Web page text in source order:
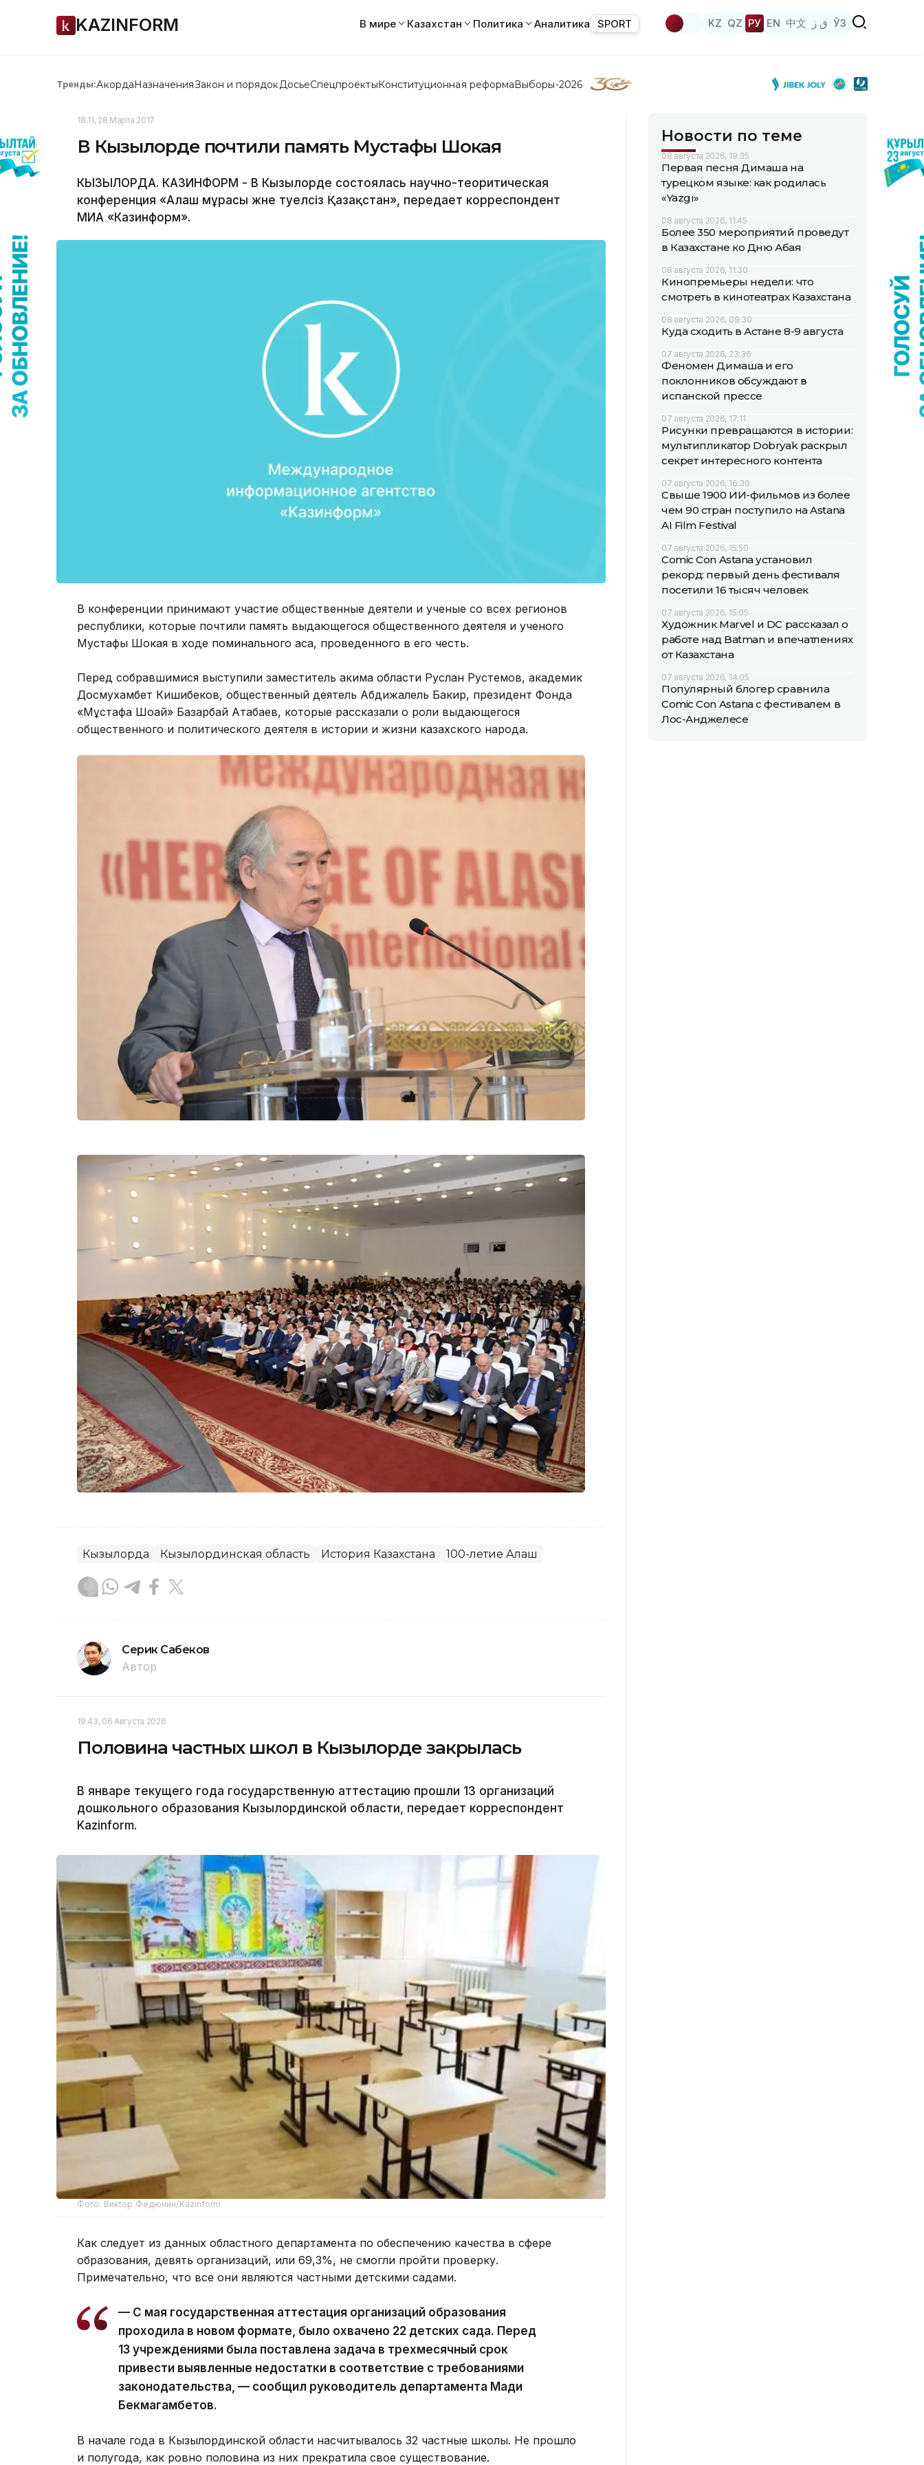
KAZINFORM В мире Казахстан Политика Аналитика SPORT KZ QZ РУ EN 中文 ق ز ЎЗ
Тренды:АкордаНазначенияЗакон и порядок ДосьеСпецпроектыКонституционная реформаВыборы-2026
18:11, 28 Марта 2017
В Кызылорде почтили память Мустафы Шокая
КЫЗЫЛОРДА. КАЗИНФОРМ - В Кызылорде состоялась научно-теоритическая
конференция «Алаш мұрасы және тәуелсіз Қазақстан», передает корреспондент
МИА «Казинформ».
В конференции принимают участие общественные деятели и ученые со всех регионов
республики, которые почтили память выдающегося общественного деятеля и ученого
Мустафы Шокая в ходе поминального аса, проведенного в его честь.
Перед собравшимися выступили заместитель акима области Руслан Рустемов, академик
Досмухамбет Кишибеков, общественный деятель Абдижалель Бакир, президент Фонда
«Мұстафа Шоқай» Базарбай Атабаев, которые рассказали о роли выдающегося
общественного и политического деятеля в истории и жизни казахского народа.
Кызылорда Кызылординская область История Казахстана 100-летие Алаш
Серик Сабеков
Автор
19:43, 06 Августа 2026
Половина частных школ в Кызылорде закрылась
В январе текущего года государственную аттестацию прошли 13 организаций
дошкольного образования Кызылординской области, передает корреспондент
Kazinform.
Фото: Виктор Федюнин/Kazinform
Как следует из данных областного департамента по обеспечению качества в сфере
образования, девять организаций, или 69,3%, не смогли пройти проверку.
Примечательно, что все они являются частными детскими садами.
— С мая государственная аттестация организаций образования
проходила в новом формате, было охвачено 22 детских сада. Перед
13 учреждениями была поставлена задача в трехмесячный срок
привести выявленные недостатки в соответствие с требованиями
законодательства, — сообщил руководитель департамента Мади
Бекмагамбетов.
В начале года в Кызылординской области насчитывалось 32 частные школы. Не прошло
и полугода, как ровно половина из них прекратила свое существование.
Новости по теме
08 августа 2026, 19:35
Первая песня Димаша на
турецком языке: как родилась
«Yazgı»
08 августа 2026, 11:45
Более 350 мероприятий проведут
в Казахстане ко Дню Абая
08 августа 2026, 11:30
Кинопремьеры недели: что
смотреть в кинотеатрах Казахстана
08 августа 2026, 09:30
Куда сходить в Астане 8-9 августа
07 августа 2026, 23:36
Феномен Димаша и его
поклонников обсуждают в
испанской прессе
07 августа 2026, 17:11
Рисунки превращаются в истории:
мультипликатор Dobryak раскрыл
секрет интересного контента
07 августа 2026, 16:30
Свыше 1900 ИИ-фильмов из более
чем 90 стран поступило на Astana
AI Film Festival
07 августа 2026, 15:50
Comic Con Astana установил
рекорд: первый день фестиваля
посетили 16 тысяч человек
07 августа 2026, 15:05
Художник Marvel и DC рассказал о
работе над Batman и впечатлениях
от Казахстана
07 августа 2026, 14:05
Популярный блогер сравнила
Comic Con Astana с фестивалем в
Лос-Анджелесе